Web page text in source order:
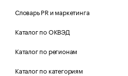
Словарь PR и маркетинга
Каталог по ОКВЭД
Каталог по регионам
Каталог по категориям